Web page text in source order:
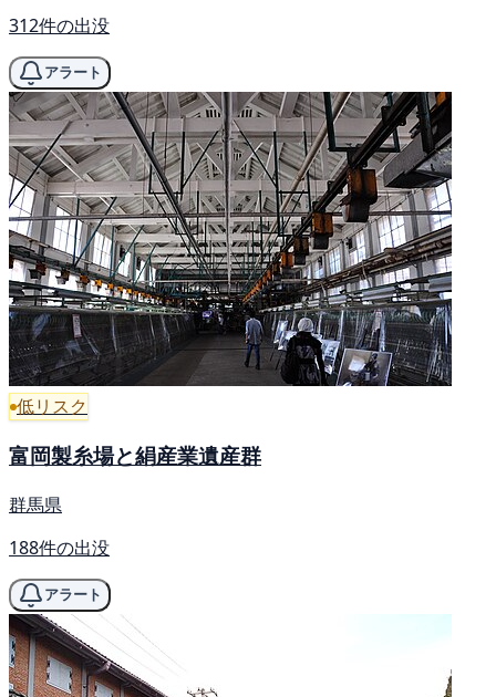
312件の出没
アラート
低リスク
富岡製糸場と絹産業遺産群
群馬県
188件の出没
アラート